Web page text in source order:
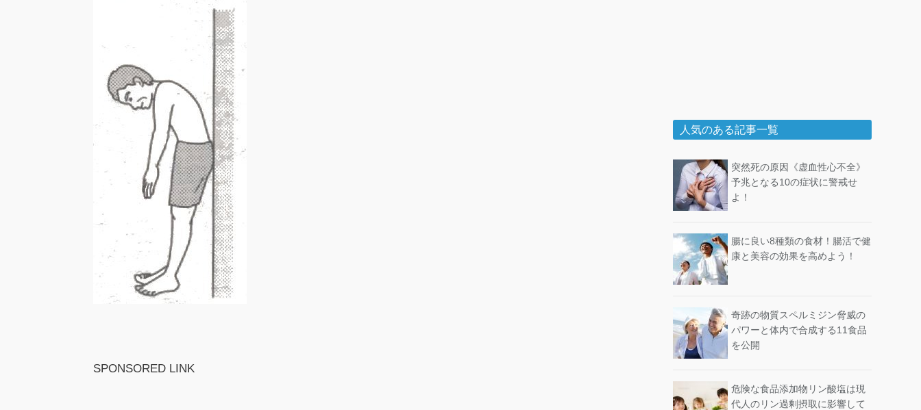
SPONSORED LINK
人気のある記事一覧
突然死の原因《虚血性心不全》
予兆となる10の症状に警戒せ
よ！
腸に良い8種類の食材！腸活で健
康と美容の効果を高めよう！
奇跡の物質スペルミジン脅威の
パワーと体内で合成する11食品
を公開
危険な食品添加物リン酸塩は現
代人のリン過剰摂取に影響して